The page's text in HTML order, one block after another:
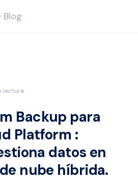
Blog
lectura
Backup para
Platform :
datos en
nube híbrida.